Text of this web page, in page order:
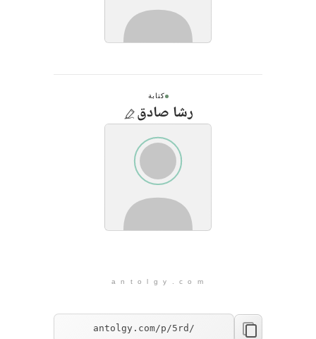
كتابة
رشا صادق
a n t o l g y . c o m